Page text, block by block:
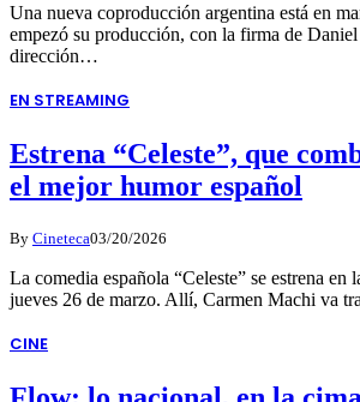
Una nueva coproducción argentina está en
empezó su producción, con la firma de
dirección…
EN STREAMING
Estrena “Celeste”, que
el mejor humor español
By Cineteca03/20/2026
La comedia española “Celeste” se estrena en
jueves 26 de marzo. Allí, Carmen Machi va
CINE